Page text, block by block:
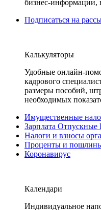
бизнес-информации,
Подписаться на
Калькуляторы
Удобные онлайн-
кадрового
размеры пособий,
необходимых
Имущественные
Зарплата Отпускные
Налоги и взносы
Проценты и
Коронавирус
Календари
Индивидуальное